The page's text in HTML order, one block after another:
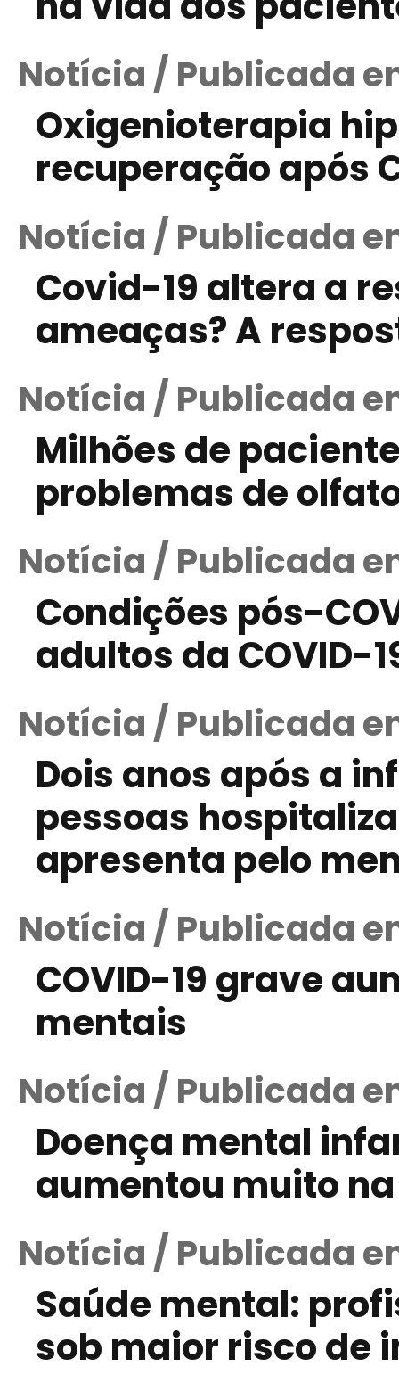
Notícia / Publicada
Oxigenioterapia
recuperação após
Notícia / Publicada
Covid-19 altera a
ameaças? A
Notícia / Publicada
Milhões de
problemas de
Notícia / Publicada
Condições pós-
adultos da COVID-
Notícia / Publicada
Dois anos após a
pessoas
apresenta pelo
Notícia / Publicada
COVID-19 grave
mentais
Notícia / Publicada
Doença mental
aumentou muito
Notícia / Publicada
Saúde mental:
sob maior risco de